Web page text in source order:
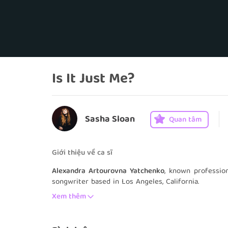
Is It Just Me?
Sasha Sloan Quan tâm
Giới thiệu về ca sĩ
Alexandra Artourovna Yatchenko, known
songwriter based in Los Angeles, California.
Sloan grew up outside of Boston and taught
Xem thêm